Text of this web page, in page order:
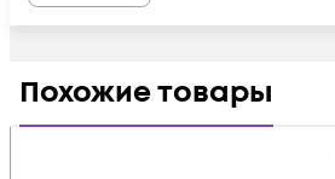
Похожие товары